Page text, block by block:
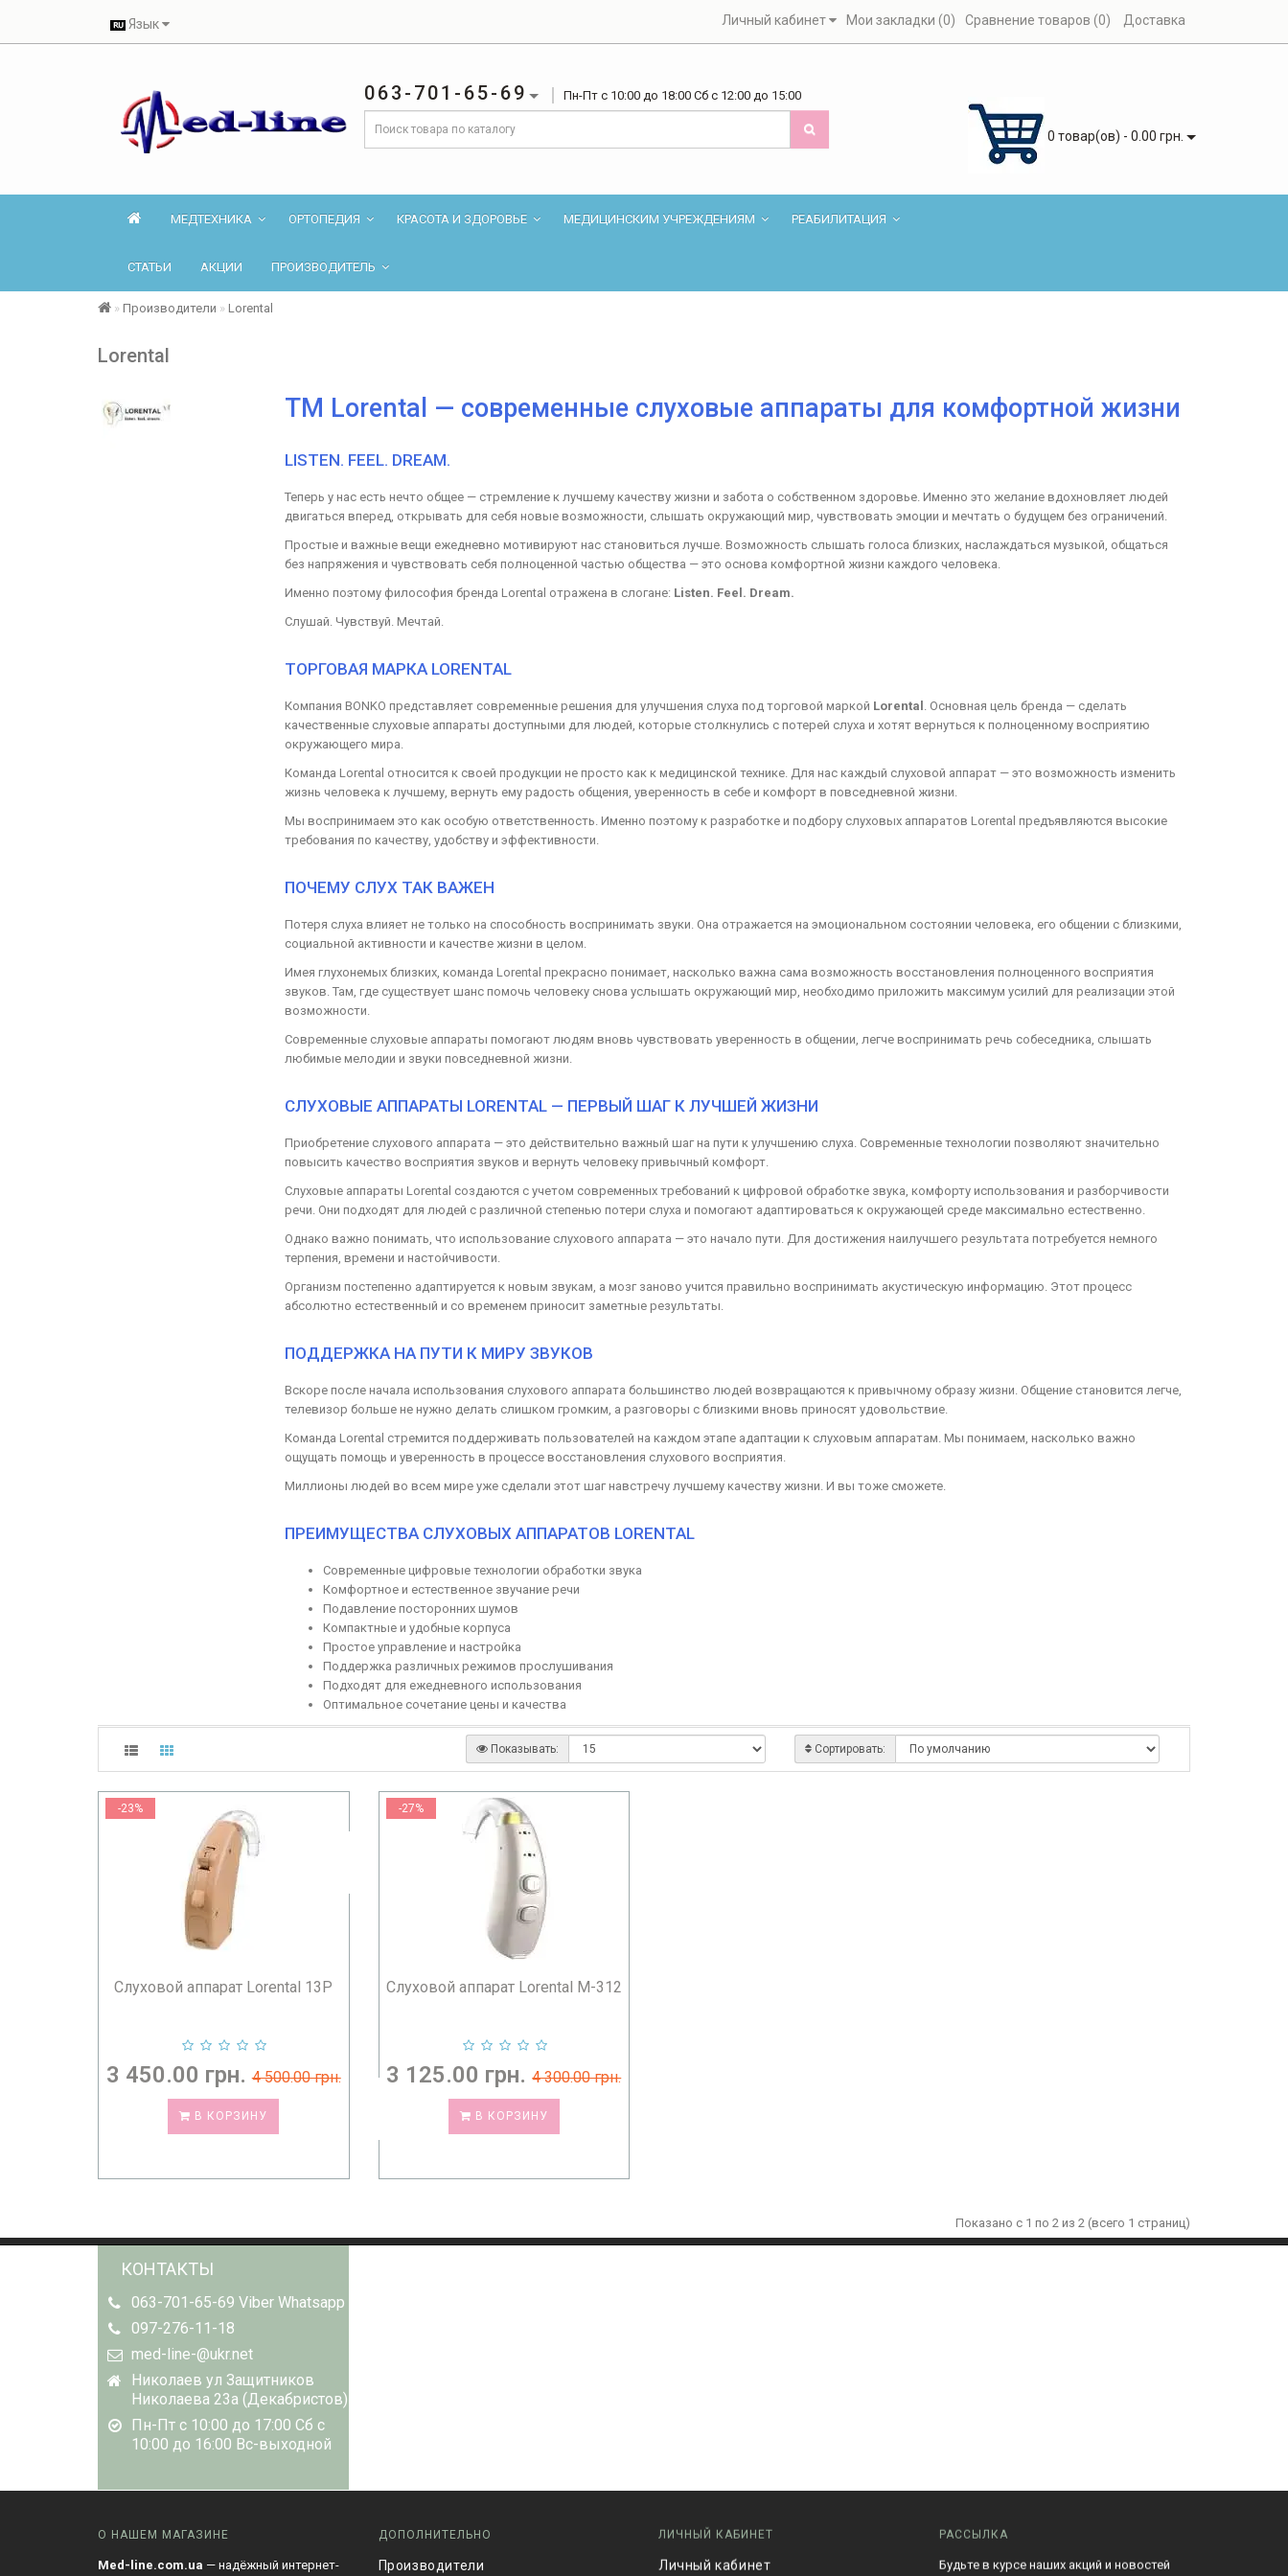
Язык Личный кабинет Мои закладки (0) Сравнение товаров (0) Доставка
063-701-65-69 Пн-Пт с 10:00 до 18:00 Сб с 12:00 до 15:00
0 товар(ов) - 0.00 грн.
МЕДТЕХНИКА ОРТОПЕДИЯ КРАСОТА И ЗДОРОВЬЕ МЕДИЦИНСКИМ УЧРЕЖДЕНИЯМ РЕАБИЛИТАЦИЯ
СТАТЬИ АКЦИИ ПРОИЗВОДИТЕЛЬ
Производители Lorental
Lorental
TM Lorental — современные слуховые аппараты для комфортной жизни
LISTEN. FEEL. DREAM.
Теперь у нас есть нечто общее — стремление к лучшему качеству жизни и забота о собственном здоровье. Именно это желание вдохновляет людей
двигаться вперед, открывать для себя новые возможности, слышать окружающий мир, чувствовать эмоции и мечтать о будущем без ограничений.
Простые и важные вещи ежедневно мотивируют нас становиться лучше. Возможность слышать голоса близких, наслаждаться музыкой, общаться
без напряжения и чувствовать себя полноценной частью общества — это основа комфортной жизни каждого человека.
Именно поэтому философия бренда Lorental отражена в слогане: Listen. Feel. Dream.
Слушай. Чувствуй. Мечтай.
ТОРГОВАЯ МАРКА LORENTAL
Компания BONKO представляет современные решения для улучшения слуха под торговой маркой Lorental . Основная цель бренда — сделать
качественные слуховые аппараты доступными для людей, которые столкнулись с потерей слуха и хотят вернуться к полноценному восприятию
окружающего мира.
Команда Lorental относится к своей продукции не просто как к медицинской технике. Для нас каждый слуховой аппарат — это возможность изменить
жизнь человека к лучшему, вернуть ему радость общения, уверенность в себе и комфорт в повседневной жизни.
Мы воспринимаем это как особую ответственность. Именно поэтому к разработке и подбору слуховых аппаратов Lorental предъявляются высокие
требования по качеству, удобству и эффективности.
ПОЧЕМУ СЛУХ ТАК ВАЖЕН
Потеря слуха влияет не только на способность воспринимать звуки. Она отражается на эмоциональном состоянии человека, его общении с близкими,
социальной активности и качестве жизни в целом.
Имея глухонемых близких, команда Lorental прекрасно понимает, насколько важна сама возможность восстановления полноценного восприятия
звуков. Там, где существует шанс помочь человеку снова услышать окружающий мир, необходимо приложить максимум усилий для реализации этой
возможности.
Современные слуховые аппараты помогают людям вновь чувствовать уверенность в общении, легче воспринимать речь собеседника, слышать
любимые мелодии и звуки повседневной жизни.
СЛУХОВЫЕ АППАРАТЫ LORENTAL — ПЕРВЫЙ ШАГ К ЛУЧШЕЙ ЖИЗНИ
Приобретение слухового аппарата — это действительно важный шаг на пути к улучшению слуха. Современные технологии позволяют значительно
повысить качество восприятия звуков и вернуть человеку привычный комфорт.
Слуховые аппараты Lorental создаются с учетом современных требований к цифровой обработке звука, комфорту использования и разборчивости
речи. Они подходят для людей с различной степенью потери слуха и помогают адаптироваться к окружающей среде максимально естественно.
Однако важно понимать, что использование слухового аппарата — это начало пути. Для достижения наилучшего результата потребуется немного
терпения, времени и настойчивости.
Организм постепенно адаптируется к новым звукам, а мозг заново учится правильно воспринимать акустическую информацию. Этот процесс
абсолютно естественный и со временем приносит заметные результаты.
ПОДДЕРЖКА НА ПУТИ К МИРУ ЗВУКОВ
Вскоре после начала использования слухового аппарата большинство людей возвращаются к привычному образу жизни. Общение становится легче,
телевизор больше не нужно делать слишком громким, а разговоры с близкими вновь приносят удовольствие.
Команда Lorental стремится поддерживать пользователей на каждом этапе адаптации к слуховым аппаратам. Мы понимаем, насколько важно
ощущать помощь и уверенность в процессе восстановления слухового восприятия.
Миллионы людей во всем мире уже сделали этот шаг навстречу лучшему качеству жизни. И вы тоже сможете.
ПРЕИМУЩЕСТВА СЛУХОВЫХ АППАРАТОВ LORENTAL
Современные цифровые технологии обработки звука
Комфортное и естественное звучание речи
Подавление посторонних шумов
Компактные и удобные корпуса
Простое управление и настройка
Поддержка различных режимов прослушивания
Подходят для ежедневного использования
Оптимальное сочетание цены и качества
Сортировать:
Показывать:
-23%
Слуховой аппарат Lorental 13P
3 450.00 грн. 4 500.00 грн.
В КОРЗИНУ
-27%
Слуховой аппарат Lorental M-312
3 125.00 грн. 4 300.00 грн.
В КОРЗИНУ
Показано с 1 по 2 из 2 (всего 1 страниц)
КОНТАКТЫ
063-701-65-69 Viber Whatsapp
097-276-11-18
med-line-@ukr.net
Николаев ул Защитников
Николаева 23а (Декабристов)
Пн-Пт с 10:00 до 17:00 Сб с
10:00 до 16:00 Вс-выходной
О НАШЕМ МАГАЗИНЕ
Med-line.com.ua — надёжный интернет-
ДОПОЛНИТЕЛЬНО
Производители
ЛИЧНЫЙ КАБИНЕТ
Личный кабинет
РАССЫЛКА
Будьте в курсе наших акций и новостей